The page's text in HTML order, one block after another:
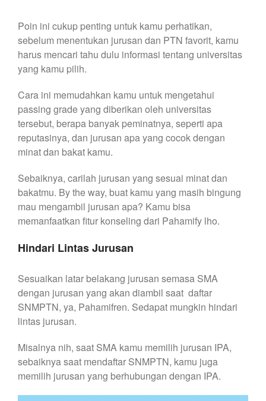
Poin ini cukup penting untuk kamu perhatikan,
sebelum menentukan jurusan dan PTN favorit, kamu
harus mencari tahu dulu informasi tentang universitas
yang kamu pilih.
Cara ini memudahkan kamu untuk mengetahui
passing grade yang diberikan oleh universitas
tersebut, berapa banyak peminatnya, seperti apa
reputasinya, dan jurusan apa yang cocok dengan
minat dan bakat kamu.
Sebaiknya, carilah jurusan yang sesuai minat dan
bakatmu. By the way, buat kamu yang masih bingung
mau mengambil jurusan apa? Kamu bisa
memanfaatkan fitur konseling dari Pahamify lho.
Hindari Lintas Jurusan
Sesuaikan latar belakang jurusan semasa SMA
dengan jurusan yang akan diambil saat daftar
SNMPTN, ya, Pahamifren. Sedapat mungkin hindari
lintas jurusan.
Misalnya nih, saat SMA kamu memilih jurusan IPA,
sebaiknya saat mendaftar SNMPTN, kamu juga
memilih jurusan yang berhubungan dengan IPA.